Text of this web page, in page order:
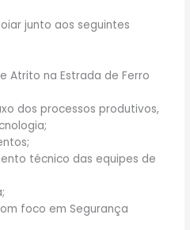
junto aos seguintes
Atrito na Estrada de Ferro
dos processos produtivos,
técnico das equipes de
foco em Segurança